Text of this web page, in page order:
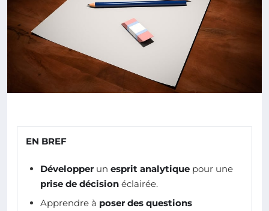
EN BREF
Développer un esprit analytique pour une
prise de décision éclairée.
Apprendre à poser des questions